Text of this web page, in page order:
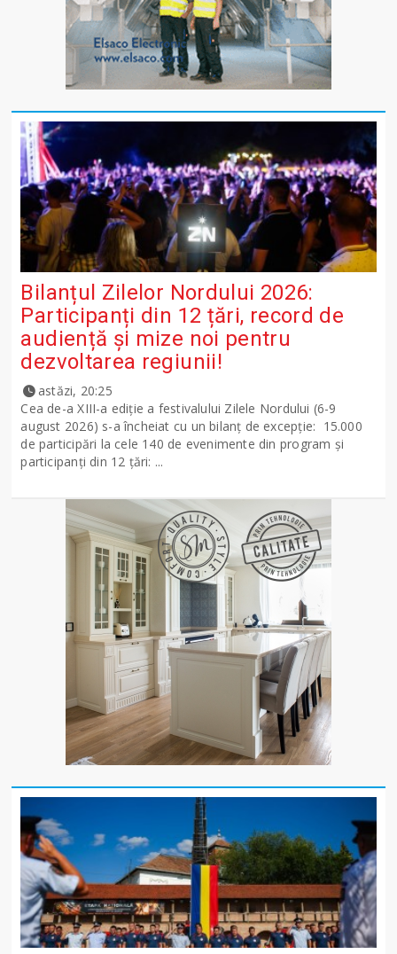
Bilanțul Zilelor Nordului 2026:
Participanți din 12 țări, record de
audiență și mize noi pentru
dezvoltarea regiunii!
astăzi, 20:25
Cea de-a XIII-a ediție a festivalului Zilele Nordului (6-9
august 2026) s-a încheiat cu un bilanț de excepție: 15.000
de participări la cele 140 de evenimente din program și
participanți din 12 țări: ...